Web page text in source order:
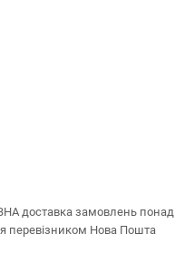
доставка замовлень понад
перевізником Нова Пошта